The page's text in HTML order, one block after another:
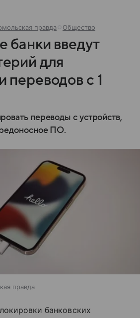
правда Общество
банки введут
для
переводов с 1
переводы с устройств,
ПО.
правда
банковских